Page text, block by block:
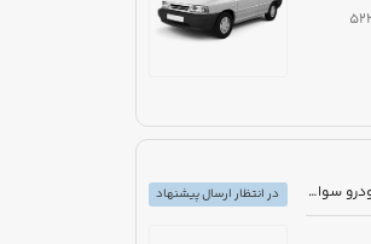
مزایده دولتی تعداد 6 دستگاه خودرو سواری تویوتا کرولا PIONEER هیبرید 1800cc مدل 2023
در انتظار ارسال پیشنهاد